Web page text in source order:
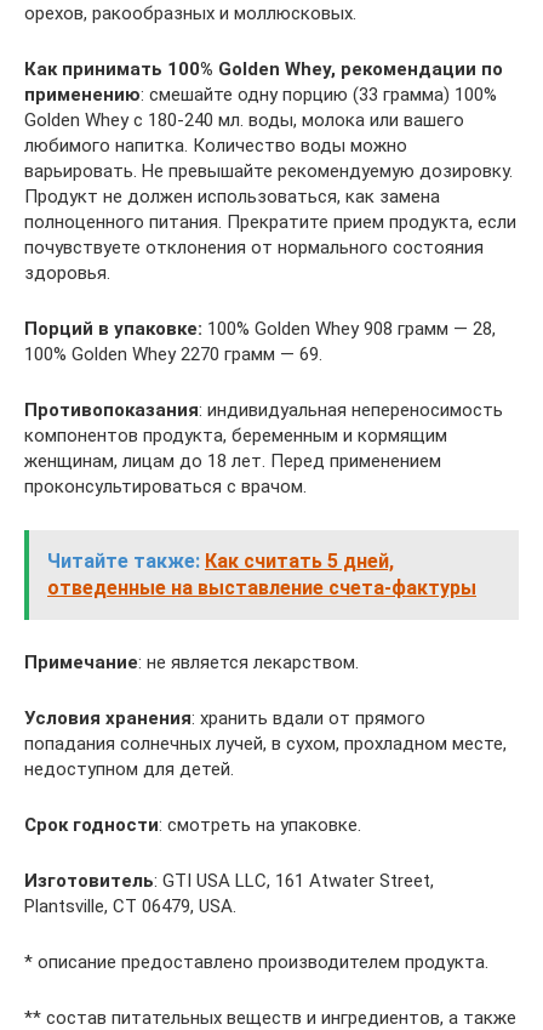
орехов, ракообразных и моллюсковых.
Как принимать 100% Golden Whey, рекомендации по
применению: смешайте одну порцию (33 грамма) 100%
Golden Whey с 180-240 мл. воды, молока или вашего
любимого напитка. Количество воды можно
варьировать. Не превышайте рекомендуемую дозировку.
Продукт не должен использоваться, как замена
полноценного питания. Прекратите прием продукта, если
почувствуете отклонения от нормального состояния
здоровья.
Порций в упаковке: 100% Golden Whey 908 грамм — 28,
100% Golden Whey 2270 грамм — 69.
Противопоказания: индивидуальная непереносимость
компонентов продукта, беременным и кормящим
женщинам, лицам до 18 лет. Перед применением
проконсультироваться с врачом.
Читайте также: Как считать 5 дней,
отведенные на выставление счета-фактуры
Примечание: не является лекарством.
Условия хранения: хранить вдали от прямого
попадания солнечных лучей, в сухом, прохладном месте,
недоступном для детей.
Срок годности: смотреть на упаковке.
Изготовитель: GTI USA LLC, 161 Atwater Street,
Plantsville, CT 06479, USA.
* описание предоставлено производителем продукта.
** состав питательных веществ и ингредиентов, а также